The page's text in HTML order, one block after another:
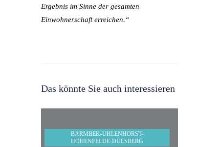
Ergebnis im Sinne der gesamten
Einwohnerschaft erreichen.“
Das könnte Sie auch interessieren
BARMBEK-UHLENHORST-
HOHENFELDE-DULSBERG